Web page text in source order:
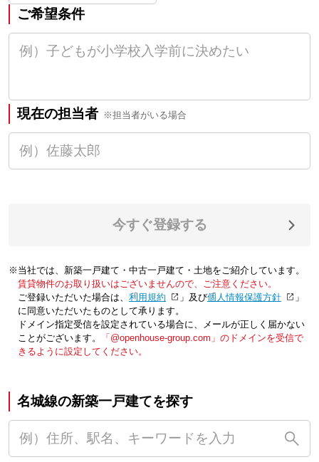
ご希望条件
現在の担当者 ※担当者がいる場合
今すぐ登録する
※当社では、新築一戸建て・中古一戸建て・土地をご紹介しています。
賃貸物件のお取り扱いはございませんので、ご注意ください。
ご登録いただいた場合は、「利用規約 」及び「個人情報保護方針
」
に同意いただいたものとして承ります。
ドメイン指定受信を設定されている場合に、メールが正しく届かない
ことがございます。
「@openhouse-group.com」のドメインを受信で
きるように設定してください。
名城線の新築一戸建てを探す